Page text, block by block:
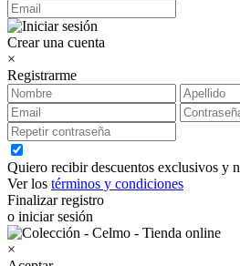
Crear una cuenta
×
Registrarme
Quiero recibir descuentos exclusivos y
Ver los términos y condiciones
Finalizar registro
o iniciar sesión
×